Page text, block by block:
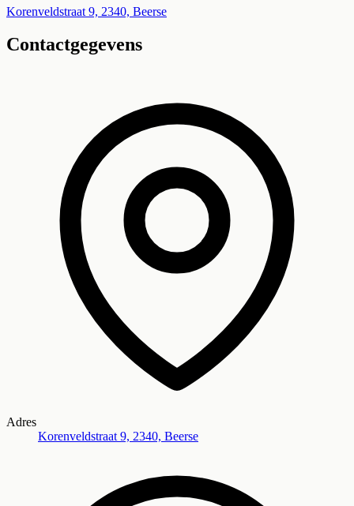
+
−
Korenveldstraat 9, 2340, Beerse
Contactgegevens
Adres
Korenveldstraat 9, 2340, Beerse